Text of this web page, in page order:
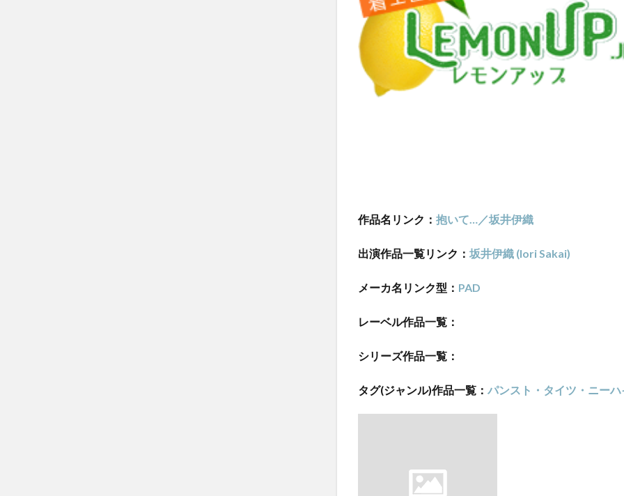
作品名リンク： 抱いて…／坂井伊織
出演作品一覧リンク： 坂井伊織 (Iori Sakai)
メーカ名リンク型： PAD
レーベル作品一覧：
シリーズ作品一覧：
タグ(ジャンル)作品一覧： パンスト・タイツ・ニーハ